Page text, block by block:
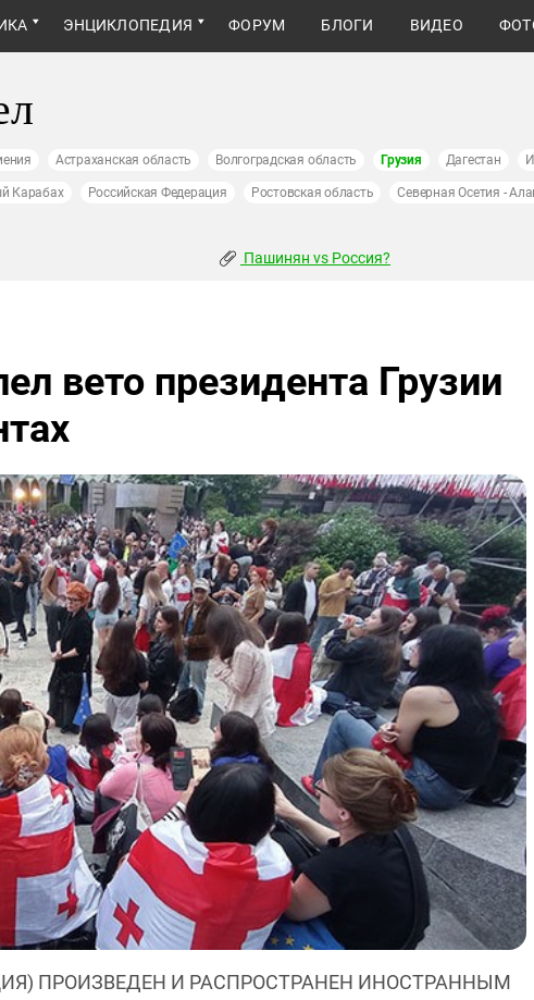
ЭНЦИКЛОПЕДИЯ ФОРУМ БЛОГИ ВИДЕО
Астраханская область Волгоградская область Грузия Дагестан
Карабах Российская Федерация Ростовская область Северная Осетия -
Пашинян vs Россия?
вето президента Грузии
ПРОИЗВЕДЕН И РАСПРОСТРАНЕН ИНОСТРАННЫМ